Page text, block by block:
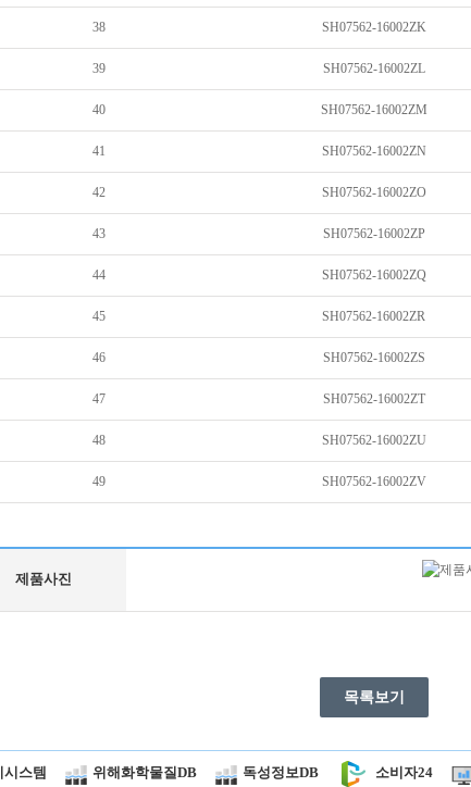
38 SH07562-16002ZK
39 SH07562-16002ZL
40 SH07562-16002ZM
41 SH07562-16002ZN
42 SH07562-16002ZO
43 SH07562-16002ZP
44 SH07562-16002ZQ
45 SH07562-16002ZR
46 SH07562-16002ZS
47 SH07562-16002ZT
48 SH07562-16002ZU
49 SH07562-16002ZV
제품사진
목록보기
스템 위해화학물질DB 독성정보DB 소비자24